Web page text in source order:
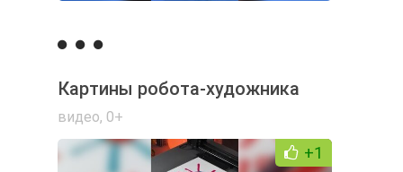
Картины робота-художника
видео, 0+
+1